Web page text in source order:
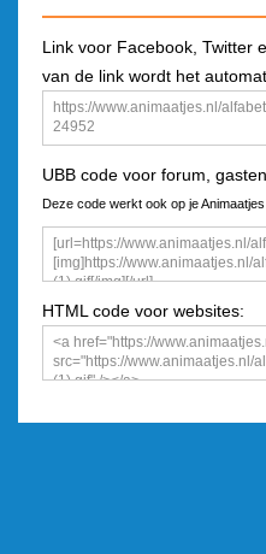
Link voor Facebook, Twitter
van de link wordt het
UBB code voor forum,
Deze code werkt ook op je
een plaatje
HTML code voor websites: